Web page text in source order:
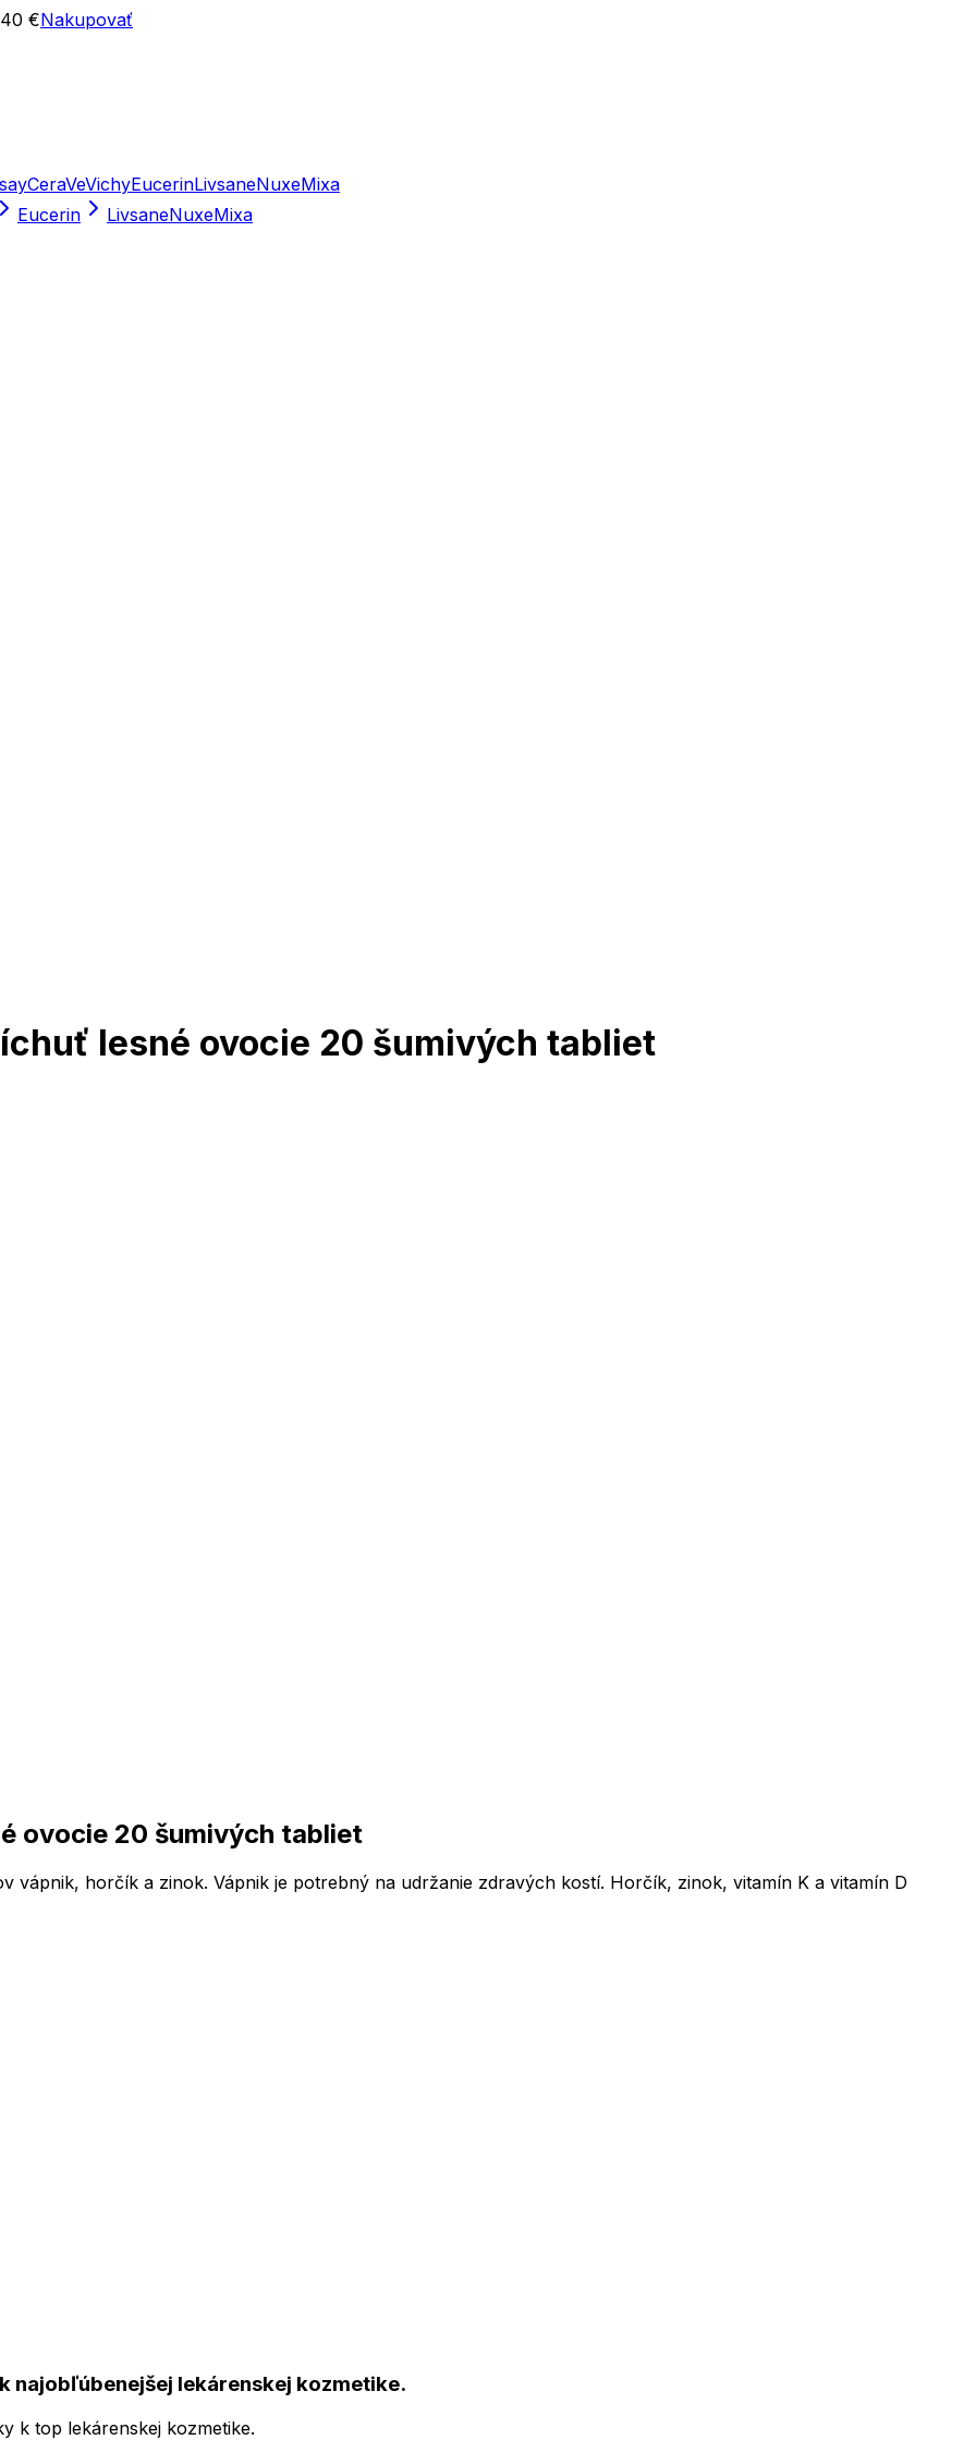
€Nakupovať
CeraVeVichyEucerinLivsaneNuxeMixa
Eucerin
LivsaneNuxeMixa
lesné ovocie 20 šumivých tabliet
ovocie 20 šumivých tabliet
vápnik, horčík a zinok. Vápnik je potrebný na udržanie zdravých kostí. Horčík, zinok, vitamín K a vitamín D
najobľúbenejšej lekárenskej kozmetike.
k top lekárenskej kozmetike.